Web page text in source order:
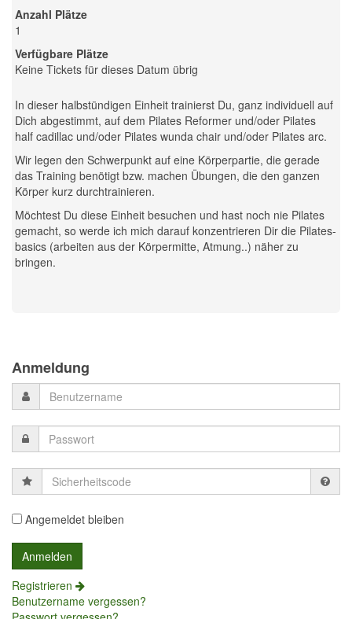
Anzahl Plätze
1
Verfügbare Plätze
Keine Tickets für dieses Datum übrig
In dieser halbstündigen Einheit trainierst Du, ganz individuell auf
Dich abgestimmt, auf dem Pilates Reformer und/oder Pilates
half cadillac und/oder Pilates wunda chair und/oder Pilates arc.
Wir legen den Schwerpunkt auf eine Körperpartie, die gerade
das Training benötigt bzw. machen Übungen, die den ganzen
Körper kurz durchtrainieren.
Möchtest Du diese Einheit besuchen und hast noch nie Pilates
gemacht, so werde ich mich darauf konzentrieren Dir die Pilates-
basics (arbeiten aus der Körpermitte, Atmung..) näher zu
bringen.
Anmeldung
Sicherheitscode
Angemeldet bleiben
Registrieren
Benutzername vergessen?